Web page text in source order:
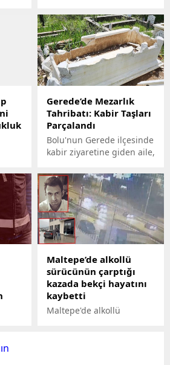
öldürdü. Olay sonrası
teslim olan şüpheli baba,
polis ekipleri tarafından
gözaltına alındı. Evlat acısı
yaşayan anne ise sinir
krizi geçirdi.
Gerede’de Mezarlık
Tahribatı: Kabir Taşları
Parçalandı
Bolu'nun Gerede ilçesinde
kabir ziyaretine giden aile,
taşlarının parçalandığını
gördü. Şikayet üzerine
jandarma ekipleri, iki
mezara zarar veren
şüpheli ya şüphelilerin
yakalanması için çalışma
Maltepe’de alkollü
sürücünün çarptığı
kazada bekçi hayatını
kaybetti
Maltepe'de alkollü